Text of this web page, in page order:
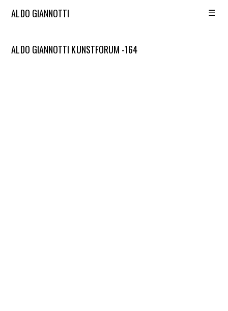
ALDO GIANNOTTI ☰
ALDO GIANNOTTI KUNSTFORUM -164